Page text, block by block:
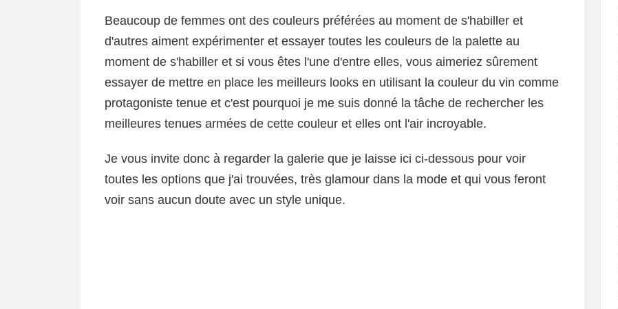
Beaucoup de femmes ont des couleurs préférées au moment de s'habiller et
d'autres aiment expérimenter et essayer toutes les couleurs de la palette au
moment de s'habiller et si vous êtes l'une d'entre elles, vous aimeriez sûrement
essayer de mettre en place les meilleurs looks en utilisant la couleur du vin comme
protagoniste tenue et c'est pourquoi je me suis donné la tâche de rechercher les
meilleures tenues armées de cette couleur et elles ont l'air incroyable.
Je vous invite donc à regarder la galerie que je laisse ici ci-dessous pour voir
toutes les options que j'ai trouvées, très glamour dans la mode et qui vous feront
voir sans aucun doute avec un style unique.